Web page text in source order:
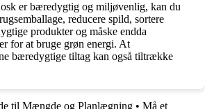
er bæredygtig og miljøvenlig, kan du
reducere spild, sortere
produkter og måske endda
for at bruge grøn energi. At
bæredygtige tiltag kan også tiltrække
til Mængde og Planlægning • Må et